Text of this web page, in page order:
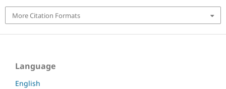
More Citation Formats
Language
English